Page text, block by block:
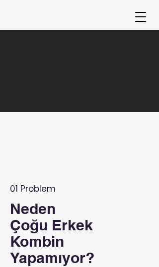
01 Problem
Neden
Çoğu Erkek
Kombin
Yapamıyor?